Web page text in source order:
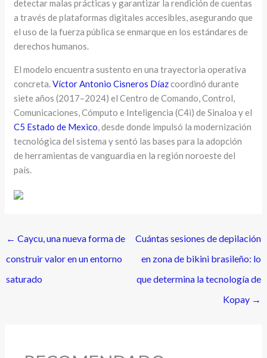
detectar malas prácticas y garantizar la rendición de cuentas
a través de plataformas digitales accesibles, asegurando que
el uso de la fuerza pública se enmarque en los estándares de
derechos humanos.
El modelo encuentra sustento en una trayectoria operativa
concreta.Víctor Antonio Cisneros Díazcoordinó durante
siete años (2017–2024) el Centro de Comando, Control,
Comunicaciones, Cómputo e Inteligencia (C4i) de Sinaloa y el
C5 Estado de Mexico, desde donde impulsó la modernización
tecnológica del sistema y sentó las bases para la adopción
de herramientas de vanguardia en la región noroeste del
país.
← Caycu, una nueva forma de
construir valor en un entorno
saturado
Cuántas sesiones de depilación
en zona de bikini brasileño: lo
que determina la tecnología de
Kopay →